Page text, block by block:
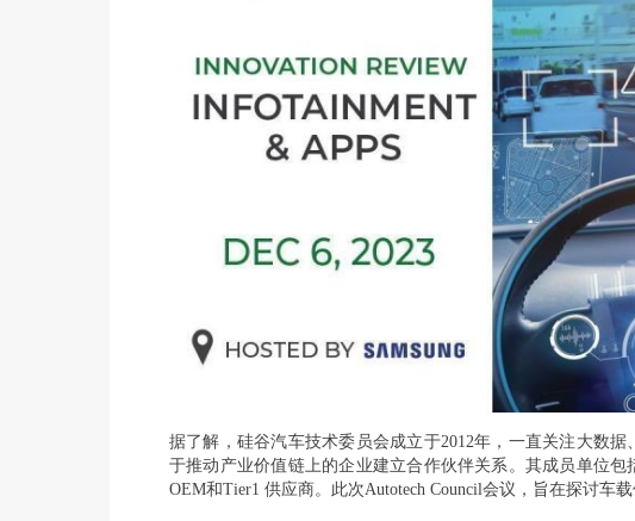
据了解，硅谷汽车技术委员会成立于2012年，一直关注大数
于推动产业价值链上的企业建立合作伙伴关系。其成员单位
OEM和Tier1 供应商。此次Autotech Council会议，旨在探讨车